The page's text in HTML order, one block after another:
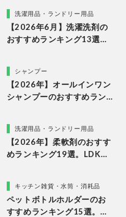
比較洗濯用品・ランドリー用品
【2026年6月】洗濯洗剤の
おすすめランキング13選。
検証シャンプー
【2026年】オールインワン
シャンプーのおすすめラン
をプロと比較
洗濯用品・ランドリー用品
【2026年】柔軟剤のおすす
めランキング19選。LDKが
キッチン雑貨・水筒・消耗品
ペットボトルホルダーのお
すすめランキング15選。